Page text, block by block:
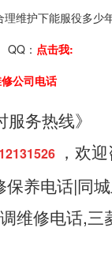
维护下能服役多少
QQ： 点击我:
公司电话
服务热线》
，欢
养电话|同城
维修电话,三